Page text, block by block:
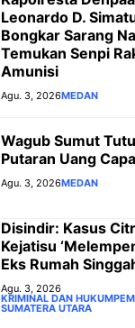
Leonardo D.
Bongkar Sarang
Temukan Senpi
Amunisi
Agu. 3, 2026MEDAN
Wagub Sumut
Putaran Uang
Agu. 3, 2026MEDAN
Disindir: Kasus
Kejatisu
Eks Rumah
Agu. 3, 2026
KRIMINAL DAN HUKUM
SUMATERA UTARA